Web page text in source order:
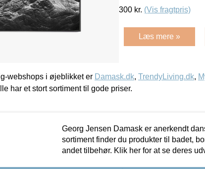
300 kr. (Vis fragtpris)
Læs mere »
webshops i øjeblikket er Damask.dk, TrendyLiving.dk,
har et stort sortiment til gode priser.
Georg Jensen Damask er anerkendt
sortiment finder du produkter til badet,
andet tilbehør. Klik her for at se deres